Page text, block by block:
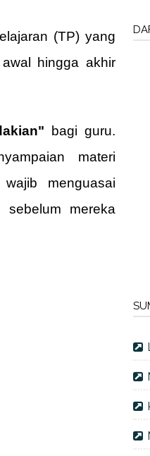
(TP) yang
hingga akhir
bagi guru.
materi
menguasai
mereka